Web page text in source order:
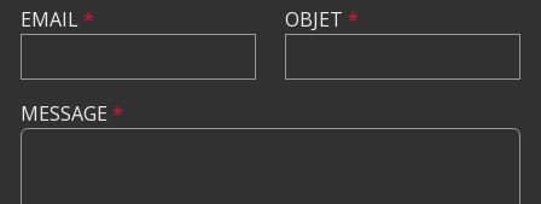
EMAIL* OBJET *
MESSAGE *